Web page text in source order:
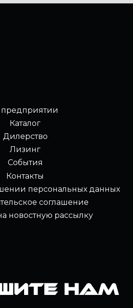
Каталог
Дилерство
Лизинг
События
Контакты
персональных данных
соглашение
новостную рассылку
нам